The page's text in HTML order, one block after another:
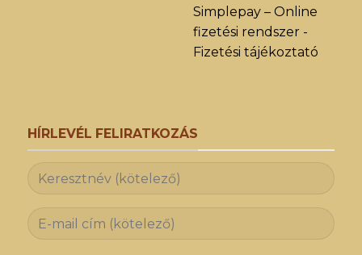
Simplepay – Online
fizetési rendszer -
Fizetési tájékoztató
HÍRLEVÉL FELIRATKOZÁS